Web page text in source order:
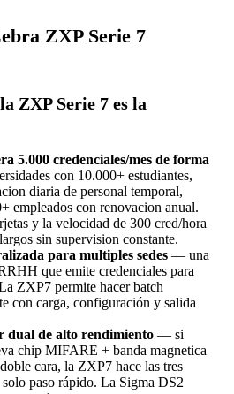
ZXP Serie 7
ZXP Serie 7 es la
5.000 credenciales/mes de forma
con 10.000+ estudiantes,
diaria de personal temporal,
empleados con renovacion anual.
y la velocidad de 300 cred/hora
sin supervision constante.
para multiples sedes — una
que emite credenciales para
ZXP7 permite hacer batch
con carga, configuración y salida
dual de alto rendimiento — si
chip MIFARE + banda magnetica
cara, la ZXP7 hace las tres
paso rápido. La Sigma DS2